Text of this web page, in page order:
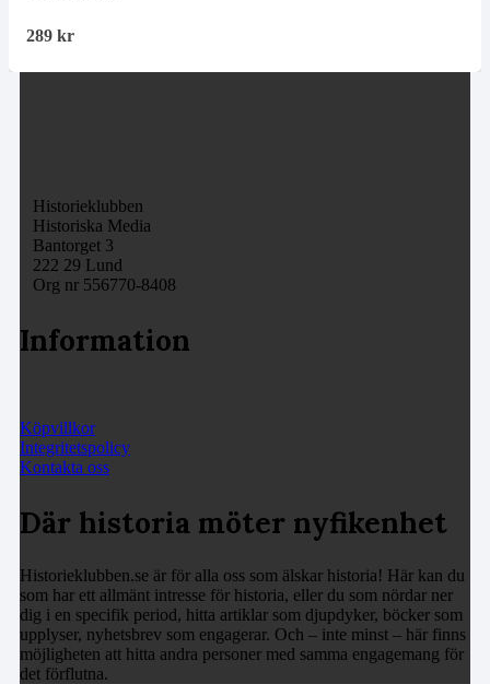
289 kr
Historieklubben
Historiska Media
Bantorget 3
222 29 Lund
Org nr 556770-8408
Information
Köpvillkor
Integritetspolicy
Kontakta oss
Där historia möter nyfikenhet
Historieklubben.se är för alla oss som älskar historia! Här kan du
som har ett allmänt intresse för historia, eller du som nördar ner
dig i en specifik period, hitta artiklar som djupdyker, böcker som
upplyser, nyhetsbrev som engagerar. Och – inte minst – här finns
möjligheten att hitta andra personer med samma engagemang för
det förflutna.